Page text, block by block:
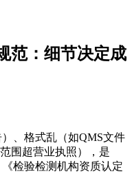
范：细节决定成
、格式乱（如QMS文件
围超营业执照），是
检验检测机构资质认定